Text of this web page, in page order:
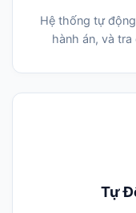
Hệ thống tự
hành án, và
Tự